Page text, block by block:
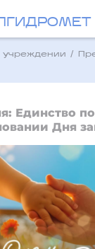
/
Единство
Дня